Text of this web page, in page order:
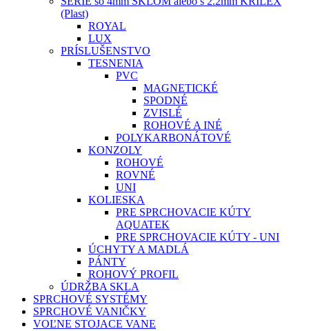
(Plast)
ROYAL
LUX
PRÍSLUŠENSTVO
TESNENIA
PVC
MAGNETICKÉ
SPODNÉ
ZVISLÉ
ROHOVÉ A INÉ
POLYKARBONÁTOVÉ
KONZOLY
ROHOVÉ
ROVNÉ
UNI
KOLIESKA
PRE SPRCHOVACIE KÚTY
AQUATEK
PRE SPRCHOVACIE KÚTY - UNI
ÚCHYTY A MADLÁ
PÁNTY
ROHOVÝ PROFIL
ÚDRŽBA SKLA
SPRCHOVÉ SYSTÉMY
SPRCHOVÉ VANIČKY
VOĽNE STOJACE VANE